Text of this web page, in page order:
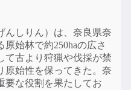
んしりん）は、奈良県奈
始林で約250haの広さ
て古より狩猟や伐採が禁
原始性を保ってきた。奈
要な役割を果たしてお